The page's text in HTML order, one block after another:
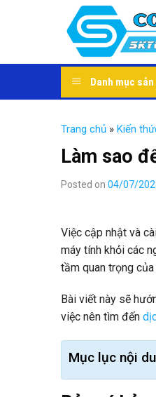
Danh mục
Trang chủ » Kiến
Làm sao
Posted on 04/07/
Việc cập nhật và
máy tính khỏi các
tầm quan trọng
Bài viết này sẽ
việc nên tìm đến
Mục lục nội